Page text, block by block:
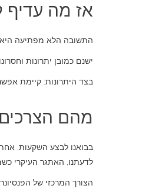
אז מה עדיף
התשובה הלא מפתיעה
ישנם כמובן יתרונות
בצד היתרונות: קיימת
מהם
בבואנו לבצע השקעות,
לדעתנו, האתגר העיקרי
הצורך המרכזי של